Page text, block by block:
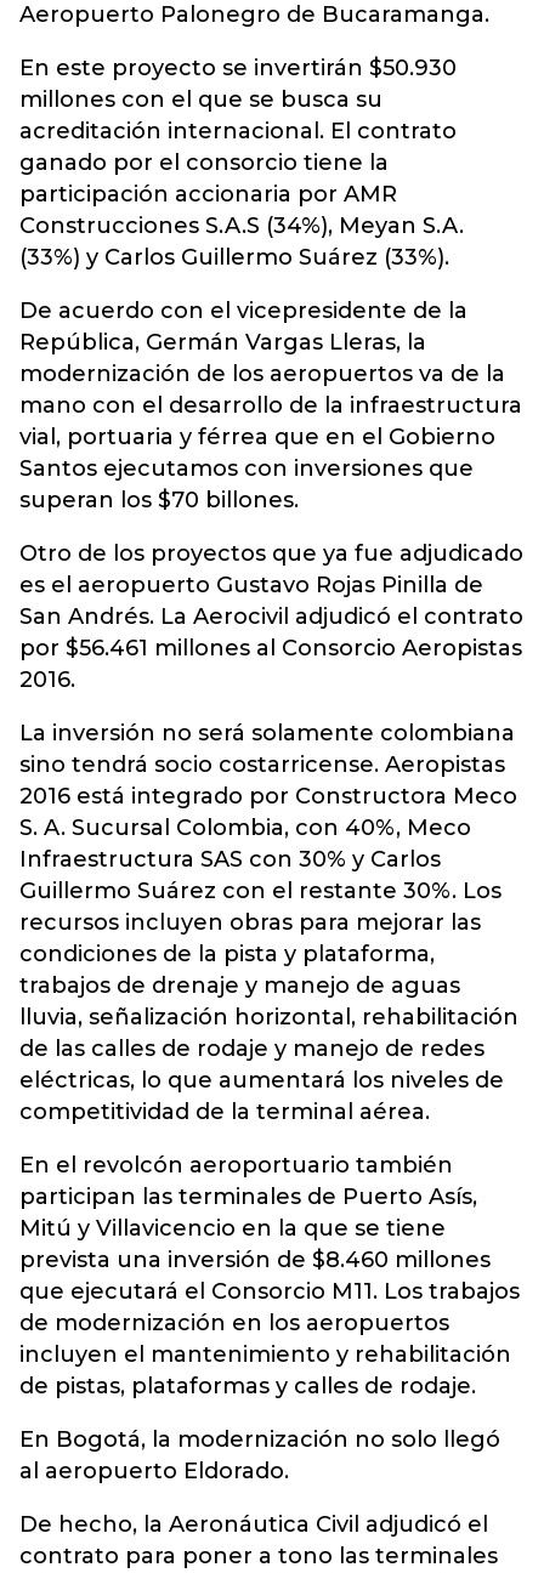
Aeropuerto Palonegro de Bucaramanga.
En este proyecto se invertirán $50.930
millones con el que se busca su
acreditación internacional. El contrato
ganado por el consorcio tiene la
participación accionaria por AMR
Construcciones S.A.S (34%), Meyan S.A.
(33%) y Carlos Guillermo Suárez (33%).
De acuerdo con el vicepresidente de la
República, Germán Vargas Lleras, la
modernización de los aeropuertos va de la
mano con el desarrollo de la infraestructura
vial, portuaria y férrea que en el Gobierno
Santos ejecutamos con inversiones que
superan los $70 billones.
Otro de los proyectos que ya fue adjudicado
es el aeropuerto Gustavo Rojas Pinilla de
San Andrés. La Aerocivil adjudicó el contrato
por $56.461 millones al Consorcio Aeropistas
2016.
La inversión no será solamente colombiana
sino tendrá socio costarricense. Aeropistas
2016 está integrado por Constructora Meco
S. A. Sucursal Colombia, con 40%, Meco
Infraestructura SAS con 30% y Carlos
Guillermo Suárez con el restante 30%. Los
recursos incluyen obras para mejorar las
condiciones de la pista y plataforma,
trabajos de drenaje y manejo de aguas
lluvia, señalización horizontal, rehabilitación
de las calles de rodaje y manejo de redes
eléctricas, lo que aumentará los niveles de
competitividad de la terminal aérea.
En el revolcón aeroportuario también
participan las terminales de Puerto Asís,
Mitú y Villavicencio en la que se tiene
prevista una inversión de $8.460 millones
que ejecutará el Consorcio M11. Los trabajos
de modernización en los aeropuertos
incluyen el mantenimiento y rehabilitación
de pistas, plataformas y calles de rodaje.
En Bogotá, la modernización no solo llegó
al aeropuerto Eldorado.
De hecho, la Aeronáutica Civil adjudicó el
contrato para poner a tono las terminales